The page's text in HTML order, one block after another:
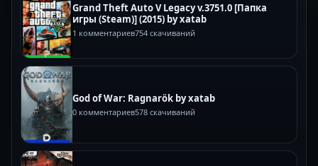
Grand Theft Auto V Legacy v.3751.0 [Папка
игры (Steam)] (2015) by xatab
1 комментариев754 скачиваний
God of War: Ragnarök by xatab
0 комментариев578 скачиваний